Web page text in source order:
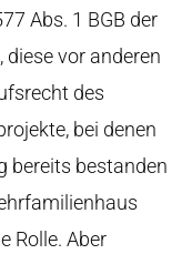
Abs. 1 BGB der
vor anderen
des
bei denen
bereits bestanden
Rolle. Aber